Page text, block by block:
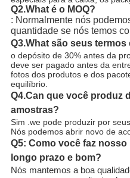
Q2.What é o MOQ?
: Normalmente nós
quantidade se nós temos
Q3.What são seus termos
o depósito de 30% antes da
deve ser pagado antes da
fotos dos produtos e dos
equilíbrio.
Q4.Can que você produz
amostras?
Sim .we pode produzir por
Nós podemos abrir novo de
Q5: Como você faz
longo prazo e bom?
Nós mantemos a boa